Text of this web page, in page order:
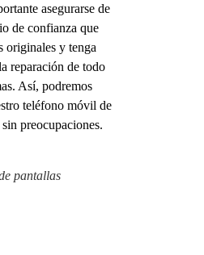
asegurarse de
de confianza que
originales y tenga
reparación de todo
Así, podremos
teléfono móvil de
preocupaciones.
pantallas